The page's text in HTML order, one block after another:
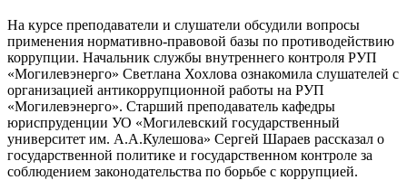
На курсе преподаватели и слушатели обсудили вопросы
применения нормативно-правовой базы по противодействию
коррупции. Начальник службы внутреннего контроля РУП
«Могилевэнерго» Светлана Хохлова ознакомила слушателей с
организацией антикоррупционной работы на РУП
«Могилевэнерго». Старший преподаватель кафедры
юриспруденции УО «Могилевский государственный
университет им. А.А.Кулешова» Сергей Шараев рассказал о
государственной политике и государственном контроле за
соблюдением законодательства по борьбе с коррупцией.